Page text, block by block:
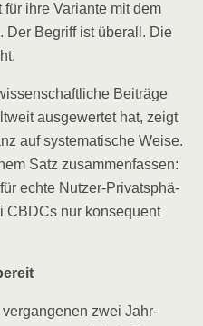
für ihre Vari­an­te mit dem
Der Begriff ist über­all. Die
Bei­trä­ge
aus­ge­wer­tet hat, zeigt
auf sys­te­ma­ti­sche Wei­se.
Satz zusam­men­fas­sen:
ech­te Nut­zer-Pri­vat­sphä­
CBDCs nur kon­se­quent
ver­gan­ge­nen zwei Jahr­